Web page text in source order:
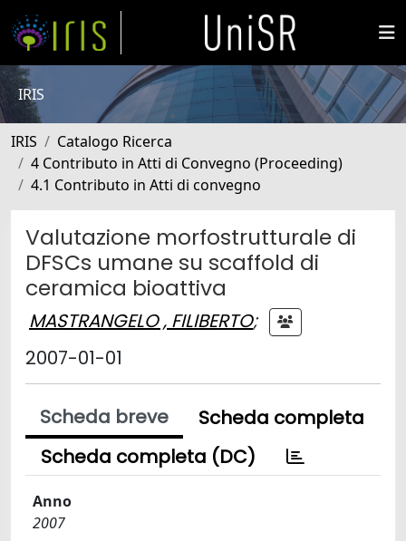
IRIS
IRIS
Catalogo Ricerca
4 Contributo in Atti di Convegno (Proceeding)
4.1 Contributo in Atti di convegno
Valutazione morfostrutturale di
DFSCs umane su scaffold di
ceramica bioattiva
MASTRANGELO , FILIBERTO;
2007-01-01
Scheda breve
Scheda completa
Scheda completa (DC)
Anno
2007